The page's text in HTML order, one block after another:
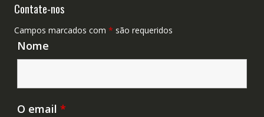
Contate-nos
Campos marcados com * são requeridos
Nome
O email *